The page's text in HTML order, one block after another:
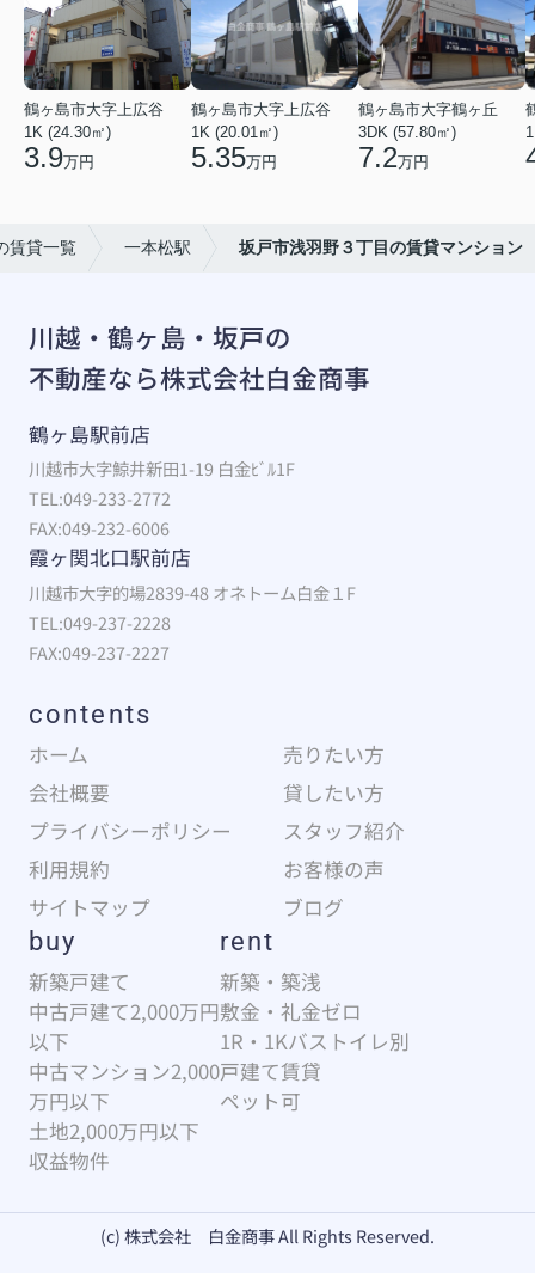
鶴ヶ島市大字上広谷
1K (24.30㎡)
3.9万円
鶴ヶ島市大字上広谷
1K (20.01㎡)
5.35万円
鶴ヶ島市大字鶴ヶ丘
3DK (57.80㎡)
7.2万円
賃貸一覧 一本松駅 坂戸市浅羽野３丁目の賃貸マンション
川越・鶴ヶ島・坂戸の
不動産なら株式会社白金商事
鶴ヶ島駅前店
川越市大字鯨井新田1-19 白金ﾋﾞﾙ1F
TEL:049-233-2772
FAX:049-232-6006
霞ヶ関北口駅前店
川越市大字的場2839-48 オネトーム白金１F
TEL:049-237-2228
FAX:049-237-2227
contents
ホーム
売りたい方
会社概要
貸したい方
プライバシーポリシー
スタッフ紹介
利用規約
お客様の声
サイトマップ
ブログ
buy
新築戸建て
中古戸建て2,000万円
以下
中古マンション2,000
万円以下
土地2,000万円以下
収益物件
rent
新築・築浅
敷金・礼金ゼロ
1R・1Kバストイレ別
戸建て賃貸
ペット可
(c) 株式会社 白金商事 All Rights Reserved.